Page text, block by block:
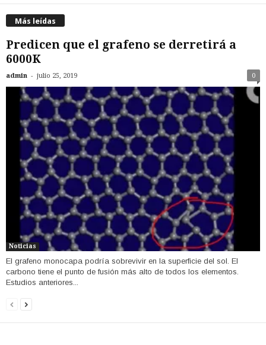
Más leídas
Predicen que el grafeno se derretirá a
6000K
admin - julio 25, 2019 0
Noticias
El grafeno monocapa podría sobrevivir en la superficie del sol. El
carbono tiene el punto de fusión más alto de todos los elementos.
Estudios anteriores...